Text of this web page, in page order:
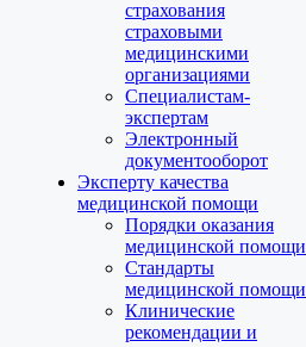
страхования
страховыми
медицинскими
организациями
Специалистам-
экспертам
Электронный
документооборот
Эксперту качества
медицинской помощи
Порядки оказания
медицинской помощи
Стандарты
медицинской помощи
Клинические
рекомендации и